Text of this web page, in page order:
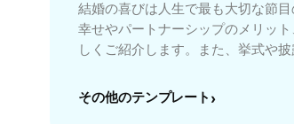
結婚の喜びは人生で最も大切な節
幸せやパートナーシップのメリッ
しくご紹介します。また、挙式や
迎えるお二人や、既婚者の方にも
その他のテンプレート ›